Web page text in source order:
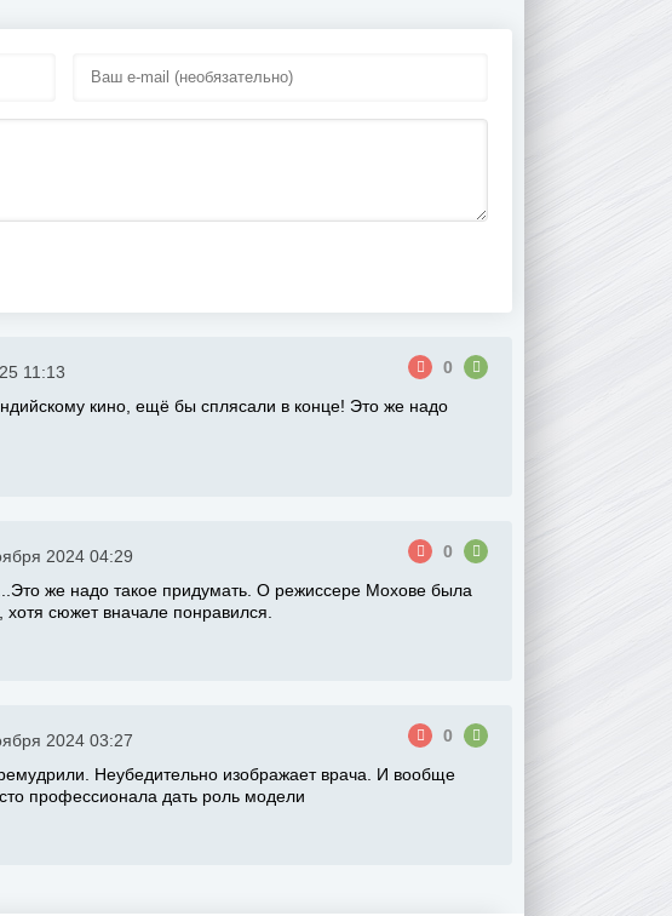
11:13
0
кино, ещё бы сплясали в конце! Это же надо
2024 04:29
0
же надо такое придумать. О режиссере Мохове была
сюжет вначале понравился.
2024 03:27
0
Неубедительно изображает врача. И вообще
профессионала дать роль модели